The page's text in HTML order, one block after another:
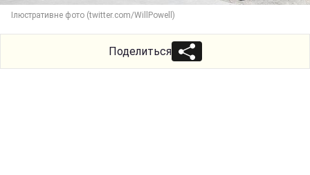
Ілюстративне фото (twitter.com/WillPowell)
Поделиться